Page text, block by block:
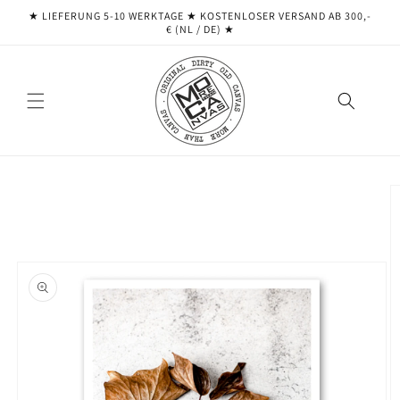
zum
★ LIEFERUNG 5-10 WERKTAGE ★ ​​KOSTENLOSER VERSAND AB 300,-
€ (NL / DE) ★